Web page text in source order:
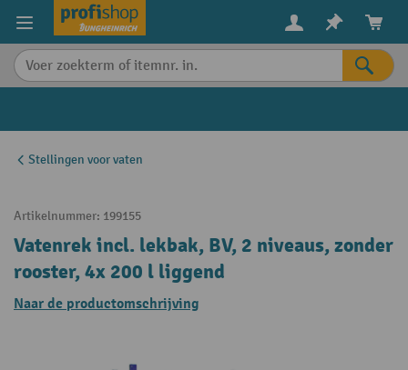
content
Stellingen voor vaten
Artikelnummer: 199155
Vatenrek incl. lekbak, BV, 2 niveaus, zonder
rooster, 4x 200 l liggend
Naar de productomschrijving